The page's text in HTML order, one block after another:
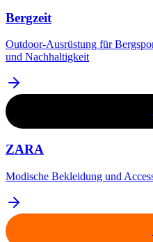
Bergzeit
​Outdoor-Ausrüstung für
und Nachhaltigkeit​
ZARA
Modische Bekleidung und